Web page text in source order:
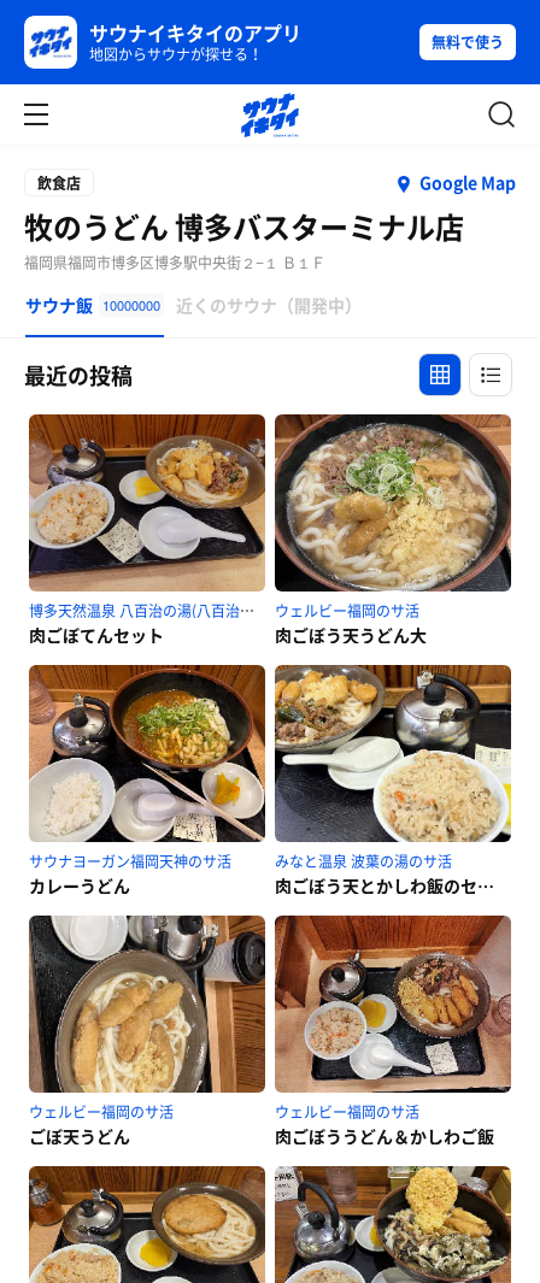
サウナイキタイのアプリ
地図からサウナが探せる！
無料で使う
飲食店 Google Map
牧のうどん 博多バスターミナル店
福岡県福岡市博多区博多駅中央街２−１ Ｂ１Ｆ
サウナ飯 10000000 近くのサウナ（開発中）
最近の投稿
博多天然温泉 八百治の湯(八百治博多ホテル)のサ活
肉ごぼてんセット
ウェルビー福岡のサ活
肉ごぼう天うどん大
サウナヨーガン福岡天神のサ活
カレーうどん
みなと温泉 波葉の湯のサ活
肉ごぼう天とかしわ飯のセット
ウェルビー福岡のサ活
ごぼ天うどん
ウェルビー福岡のサ活
肉ごぼううどん＆かしわご飯